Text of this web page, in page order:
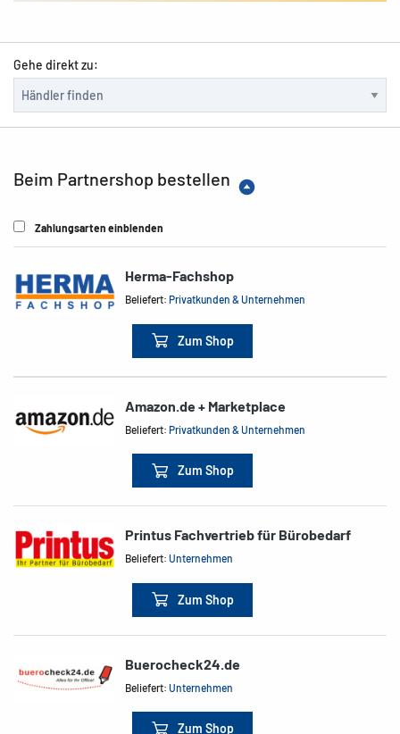
Gehe direkt zu:
Beim Partnershop bestellen
Zahlungsarten einblenden
Herma-Fachshop
Beliefert:Privatkunden & Unternehmen
Zum Shop
Amazon.de + Marketplace
Beliefert:Privatkunden & Unternehmen
Zum Shop
Printus Fachvertrieb für Bürobedarf
Beliefert:Unternehmen
Zum Shop
Buerocheck24.de
Beliefert:Unternehmen
Zum Shop